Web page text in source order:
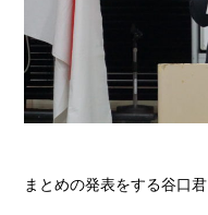
まとめの発表をする谷口君